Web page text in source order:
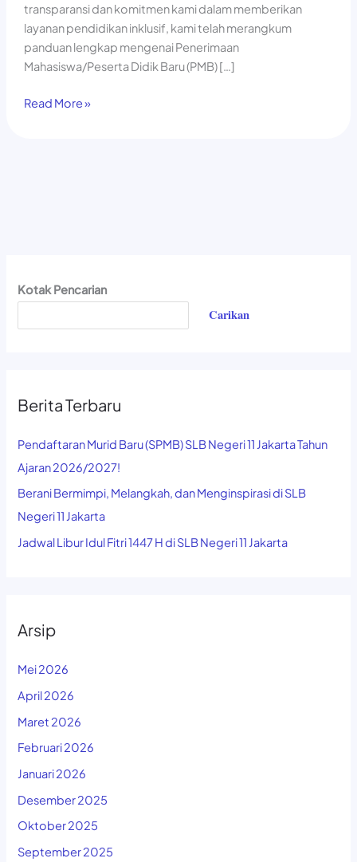
transparansi dan komitmen kami dalam memberikan
layanan pendidikan inklusif, kami telah merangkum
panduan lengkap mengenai Penerimaan
Mahasiswa/Peserta Didik Baru (PMB) […]
Read More »
Kotak Pencarian
Carikan
Berita Terbaru
Pendaftaran Murid Baru (SPMB) SLB Negeri 11 Jakarta Tahun
Ajaran 2026/2027!
Berani Bermimpi, Melangkah, dan Menginspirasi di SLB
Negeri 11 Jakarta
Jadwal Libur Idul Fitri 1447 H di SLB Negeri 11 Jakarta
Arsip
Mei 2026
April 2026
Maret 2026
Februari 2026
Januari 2026
Desember 2025
Oktober 2025
September 2025